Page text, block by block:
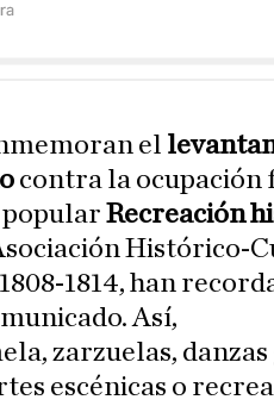
el
contra la ocupación
popularRecreación
Histórico-
1814, han
Así,
zarzuelas, danzas
escénicas o